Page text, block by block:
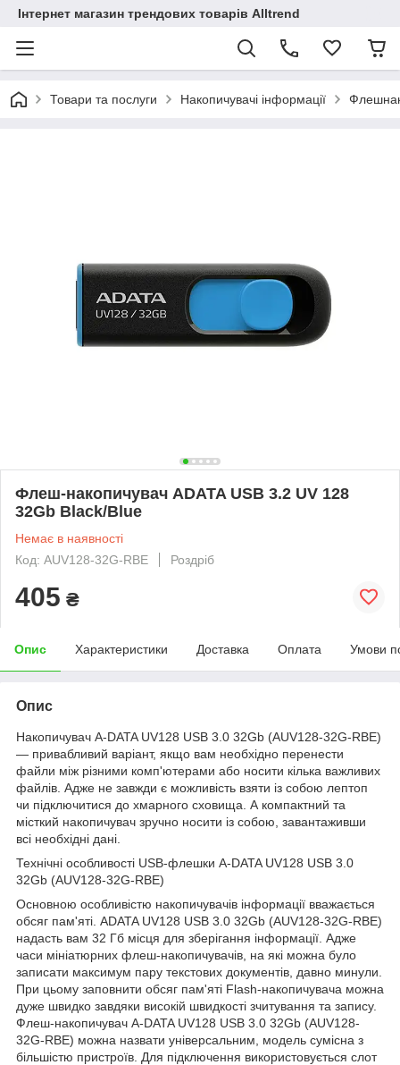
Інтернет магазин трендових товарів Alltrend
Товари та послуги Накопичувачі інформації
Флеш-накопичувач ADATA USB 3.2 UV 128
32Gb Black/Blue
Немає в наявності
Код: AUV128-32G-RBE
Роздріб
405 ₴
Опис Характеристики Доставка Оплата Умови
Опис
Накопичувач A-DATA UV128 USB 3.0 32Gb (AUV128-32G-RBE)
— привабливий варіант, якщо вам необхідно перенести
файли між різними комп'ютерами або носити кілька важливих
файлів. Адже не завжди є можливість взяти із собою лептоп
чи підключитися до хмарного сховища. А компактний та
місткий накопичувач зручно носити із собою, завантаживши
всі необхідні дані.
Технічні особливості USB-флешки A-DATA UV128 USB 3.0
32Gb (AUV128-32G-RBE)
Основною особливістю накопичувачів інформації вважається
обсяг пам'яті. ADATA UV128 USB 3.0 32Gb (AUV128-32G-RBE)
надасть вам 32 Гб місця для зберігання інформації. Адже
часи мініатюрних флеш-накопичувачів, на які можна було
записати максимум пару текстових документів, давно минули.
При цьому заповнити обсяг пам'яті Flash-накопичувача можна
дуже швидко завдяки високій швидкості зчитування та запису.
Флеш-накопичувач A-DATA UV128 USB 3.0 32Gb (AUV128-
32G-RBE) можна назвати універсальним, модель сумісна з
більшістю пристроїв. Для підключення використовується слот